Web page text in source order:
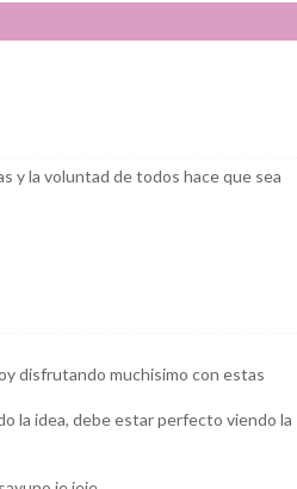
y la voluntad de todos hace que sea
disfrutando muchisimo con estas
la idea, debe estar perfecto viendo la